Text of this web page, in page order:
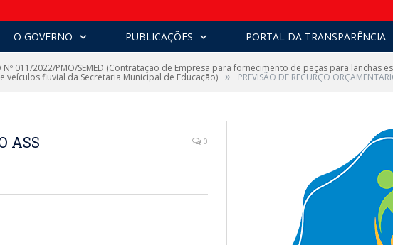
O GOVERNO PUBLICAÇÕES PORTAL DA TRANSPARÊNCIA
Nº 011/2022/PMO/SEMED (Contratação de Empresa para fornecimento de peças para lanchas
fluvial da Secretaria Municipal de Educação) » PREVISÃO DE RECURÇO
ASS 0